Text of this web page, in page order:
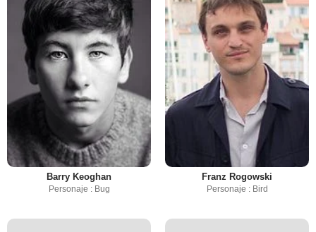
Barry Keoghan
Personaje : Bug
Franz Rogowski
Personaje : Bird